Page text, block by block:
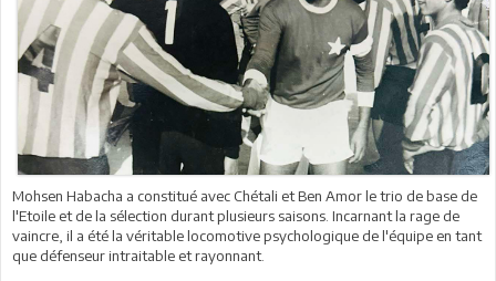
Mohsen Habacha a constitué avec Chétali et Ben Amor le trio de base de
l'Etoile et de la sélection durant plusieurs saisons. Incarnant la rage de
vaincre, il a été la véritable locomotive psychologique de l'équipe en tant
que défenseur intraitable et rayonnant.